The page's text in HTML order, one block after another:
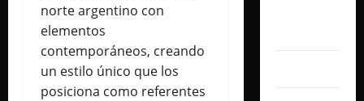
norte argentino con
elementos
contemporáneos, creando
un estilo único que los
posiciona como referentes